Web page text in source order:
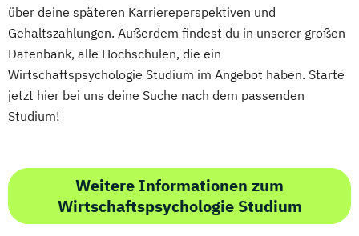
über deine späteren Karriereperspektiven und
Gehaltszahlungen. Außerdem findest du in unserer großen
Datenbank, alle Hochschulen, die ein
Wirtschaftspsychologie Studium im Angebot haben. Starte
jetzt hier bei uns deine Suche nach dem passenden
Studium!
Weitere Informationen zum
Wirtschaftspsychologie Studium